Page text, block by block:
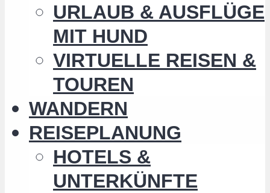
URLAUB & AUSFLÜGE
MIT HUND
VIRTUELLE REISEN &
TOUREN
WANDERN
REISEPLANUNG
HOTELS &
UNTERKÜNFTE